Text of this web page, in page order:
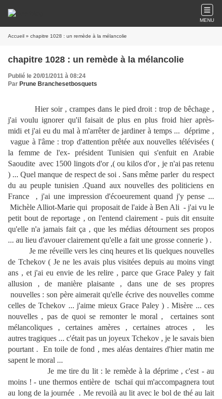
MENU
Accueil » chapitre 1028 : un remède à la mélancolie
chapitre 1028 : un remède à la mélancolie
Publié le 20/01/2011 à 08:24
Par Prune Branchesetbosquets
Hier soir , crampes dans le pied droit : trop de bêchage ,
j'ai voulu ignorer qu'il faisait de plus en plus froid hier après-
midi et j'ai eu du mal à m'arrêter de jardiner à temps ... déprime ,
vague à l'âme : trop d'attention prêtée aux nouvelles télévisées (
la femme de l'ex- président Tunisien qui s'enfuit en Arabie
Saoudite avec 1500 lingots d'or ,( ou kilos d'or , je n'ai pas retenu
) ... Quel manque de respect de soi . Sans même parler du respect
du au peuple tunisien .Quand aux nouvelles des politiciens en
France , j'ai une impression d'écoeurement quand j'y pense ...
Michèle Alliot-Marie qui proposait de l'aide à Ben Ali - j'ai vu le
petit bout de reportage , on l'entend clairement - puis dit ensuite
qu'elle n'a jamais fait ça , que les médias détournent ses propos
... au lieu d'avouer clairement qu'elle a fait une grosse connerie ) .
Je me réveille vers les cinq heures et lis quelques nouvelles
de Tchekov ( Je ne les avais plus visitées depuis au moins vingt
ans , et j'ai eu envie de les relire , parce que Grace Paley y fait
allusion , de manière plaisante , dans une de ses propres
nouvelles : son père aimerait qu'elle écrive des nouvelles comme
celles de Tchekov ... j'aime mieux Grace Paley ) . Misère ... ces
nouvelles , pas de quoi se remonter le moral , certaines sont
mélancoliques , certaines amères , certaines atroces , les
autres tragiques ... c'était pas un joyeux Tchekov , je le savais bien
pourtant . En toile de fond , mes aléas dentaires d'hier matin me
sapent le moral ...
Je me tire du lit : le remède à la déprime , c'est - au
moins ! - une thermos entière de tschaï qui m'accompagnera tout
au long de la journée . Me revoilà au lit avec le bol de thé au lait